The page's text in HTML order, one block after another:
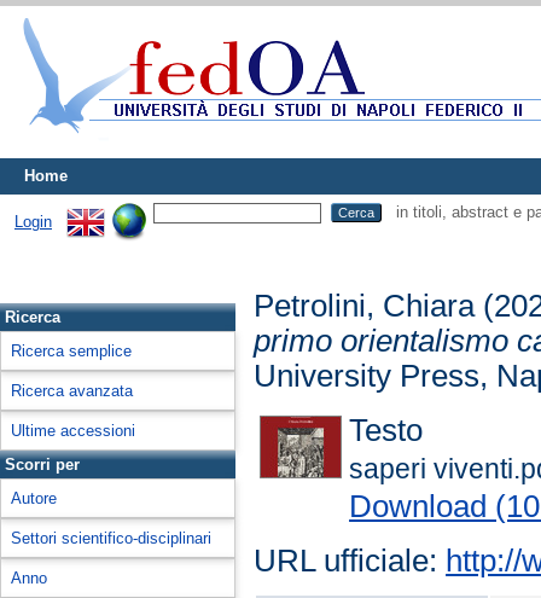
Home
Login
in titoli, abstract e
Ricerca
Ricerca semplice
Ricerca avanzata
Ultime accessioni
Scorri per
Autore
Settori scientifico-disciplinari
Anno
Petrolini, Chiara
primo orientalismo
University Press,
Testo
saperi
Download
URL ufficiale: http://